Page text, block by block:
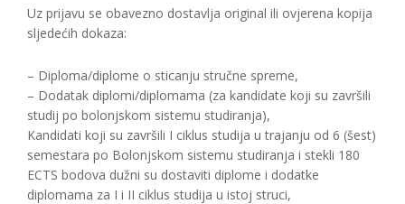
Uz prijavu se obavezno dostavlja original ili ovjerena kopija
sljedećih dokaza:
– Diploma/diplome o sticanju stručne spreme,
– Dodatak diplomi/diplomama (za kandidate koji su završili
studij po bolonjskom sistemu studiranja),
Kandidati koji su završili I ciklus studija u trajanju od 6 (šest)
semestara po Bolonjskom sistemu studiranja i stekli 180
ECTS bodova dužni su dostaviti diplome i dodatke
diplomama za I i II ciklus studija u istoj struci,